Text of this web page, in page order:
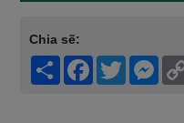
Chia sẽ:
Share Facebook
Twitter